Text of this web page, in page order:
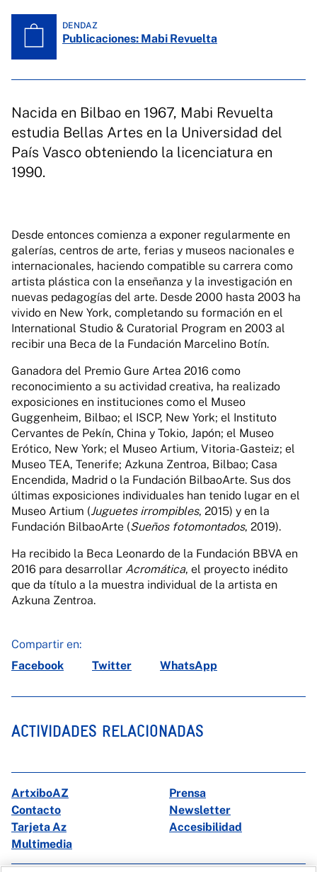
DENDAZ
Publicaciones: Mabi Revuelta
Nacida en Bilbao en 1967, Mabi Revuelta
estudia Bellas Artes en la Universidad del
País Vasco obteniendo la licenciatura en
1990.
Desde entonces comienza a exponer regularmente en
galerías, centros de arte, ferias y museos nacionales e
internacionales, haciendo compatible su carrera como
artista plástica con la enseñanza y la investigación en
nuevas pedagogías del arte. Desde 2000 hasta 2003 ha
vivido en New York, completando su formación en el
International Studio & Curatorial Program en 2003 al
recibir una Beca de la Fundación Marcelino Botín.
Ganadora del Premio Gure Artea 2016 como
reconocimiento a su actividad creativa, ha realizado
exposiciones en instituciones como el Museo
Guggenheim, Bilbao; el ISCP, New York; el Instituto
Cervantes de Pekín, China y Tokio, Japón; el Museo
Erótico, New York; el Museo Artium, Vitoria-Gasteiz; el
Museo TEA, Tenerife; Azkuna Zentroa, Bilbao; Casa
Encendida, Madrid o la Fundación BilbaoArte. Sus dos
últimas exposiciones individuales han tenido lugar en el
Museo Artium (Juguetes irrompibles, 2015) y en la
Fundación BilbaoArte (Sueños fotomontados, 2019).
Ha recibido la Beca Leonardo de la Fundación BBVA en
2016 para desarrollar Acromática, el proyecto inédito
que da título a la muestra individual de la artista en
Azkuna Zentroa.
Compartir en:
Facebook
Twitter WhatsApp
ACTIVIDADES RELACIONADAS
ArtxiboAZ
Prensa
Contacto
Newsletter
Tarjeta Az
Accesibilidad
Multimedia